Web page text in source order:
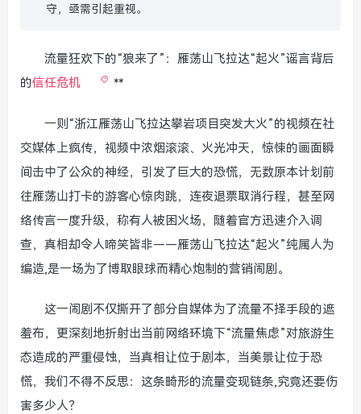
守，亟需引起重视。
流量狂欢下的“狼来了”：雁荡山飞拉达“起火”谣言背后
的信任危机 **
一则“浙江雁荡山飞拉达攀岩项目突发大火”的视频在社
交媒体上疯传，视频中浓烟滚滚、火光冲天，惊悚的画面瞬
间击中了公众的神经，引发了巨大的恐慌，无数原本计划前
往雁荡山打卡的游客心惊肉跳，连夜退票取消行程，甚至网
络传言一度升级，称有人被困火场，随着官方迅速介入调
查，真相却令人啼笑皆非——雁荡山飞拉达“起火”纯属人为
编造,是一场为了博取眼球而精心炮制的营销闹剧。
这一闹剧不仅撕开了部分自媒体为了流量不择手段的遮
羞布，更深刻地折射出当前网络环境下“流量焦虑”对旅游生
态造成的严重侵蚀，当真相让位于剧本，当美景让位于恐
慌，我们不得不反思：这条畸形的流量变现链条,究竟还要伤
害多少人？